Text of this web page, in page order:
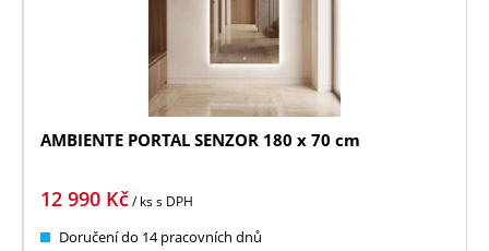
AMBIENTE PORTAL SENZOR 180 x 70 cm
12 990 Kč/ kss DPH
Doručení do 14 pracovních dnů